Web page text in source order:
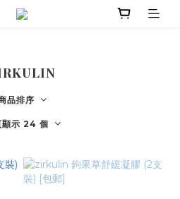
品排序
顯示 24 個